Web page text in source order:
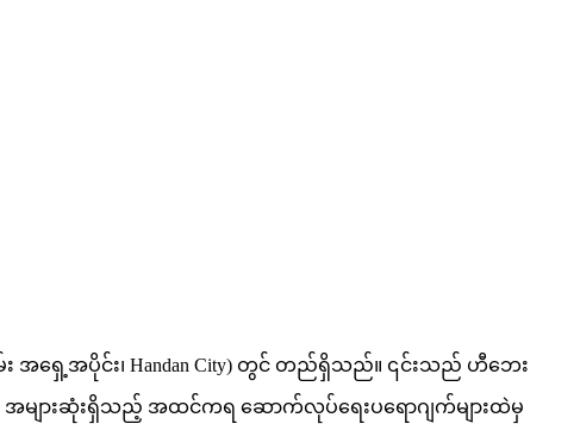
လမ်း အရှေ့အပိုင်း၊ Handan City) တွင် တည်ရှိသည်။ ၎င်းသည် ဟီဘေး
အများဆုံးရှိသည့် အထင်ကရ ဆောက်လုပ်ရေးပရောဂျက်များထဲမှ